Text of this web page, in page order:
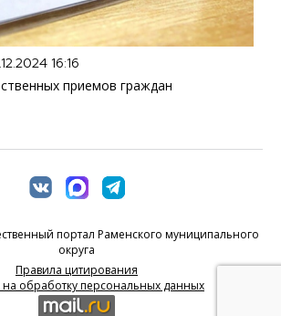
16:16
приемов граждан
портал Раменского муниципального
округа
Правила цитирования
на обработку персональных данных